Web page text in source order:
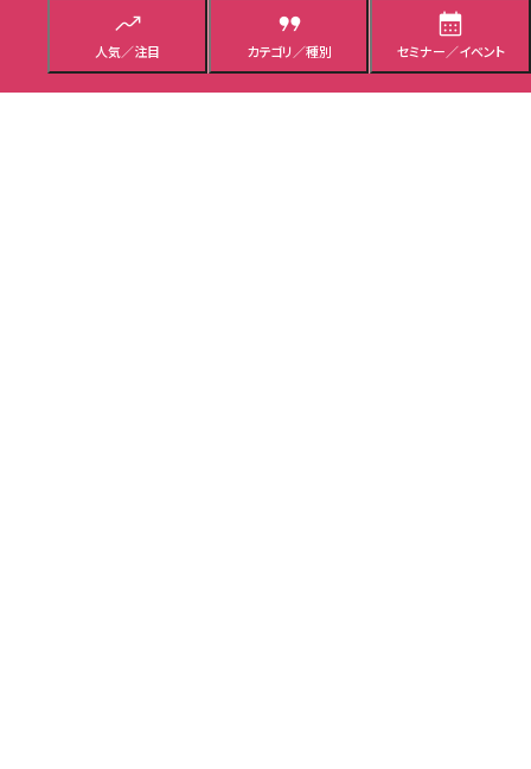
人気／注目 カテゴリ／種別 セミナー／イベント
ニュース記事
プレゼント／応募